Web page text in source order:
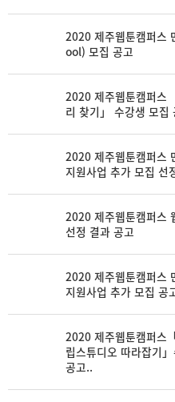
2020 제주웹툰캠퍼스
ool) 모집 공고
2020 제주웹툰캠퍼스
리 찾기」 수강생 모집
2020 제주웹툰캠퍼스
지원사업 추가 모집 선
2020 제주웹툰캠퍼스
선정 결과 공고
2020 제주웹툰캠퍼스
지원사업 추가 모집 공
2020 제주웹툰캠퍼스
립스튜디오 따라잡기
공고..